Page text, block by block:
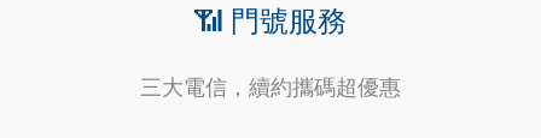
📶 門號服務
三大電信，續約攜碼超優惠